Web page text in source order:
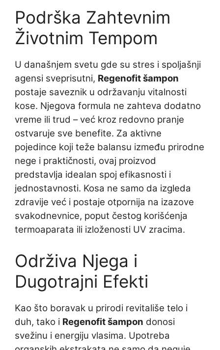
Podrška Zahtevnim
Životnim Tempom
U današnjem svetu gde su stres i spoljašnji
agensi sveprisutni, Regenofit šampon
postaje saveznik u održavanju vitalnosti
kose. Njegova formula ne zahteva dodatno
vreme ili trud – već kroz redovno pranje
ostvaruje sve benefite. Za aktivne
pojedince koji teže balansu između prirodne
nege i praktičnosti, ovaj proizvod
predstavlja idealan spoj efikasnosti i
jednostavnosti. Kosa ne samo da izgleda
zdravije već i postaje otpornija na izazove
svakodnevnice, poput čestog korišćenja
termoaparata ili izloženosti UV zracima.
Održiva Njega i
Dugotrajni Efekti
Kao što boravak u prirodi revitališe telo i
duh, tako i Regenofit šampon donosi
svežinu i energiju vlasima. Upotreba